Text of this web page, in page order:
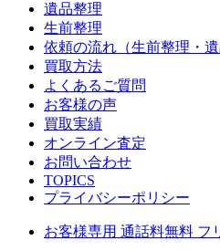
遺品整理
生前整理
依頼の流れ（生前整理・遺
買取方法
よくあるご質問
お客様の声
買取実績
オンライン査定
お問い合わせ
TOPICS
プライバシーポリシー
お客様専用 通話料無料 フ